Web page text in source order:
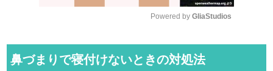
u
t
Powered by GliaStudios
鼻づまりで寝付けないときの対処法